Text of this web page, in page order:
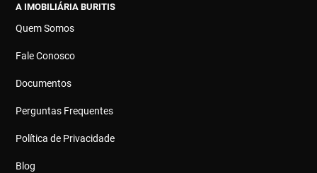
A IMOBILIÁRIA BURITIS
Quem Somos
Fale Conosco
Documentos
Perguntas Frequentes
Política de Privacidade
Blog